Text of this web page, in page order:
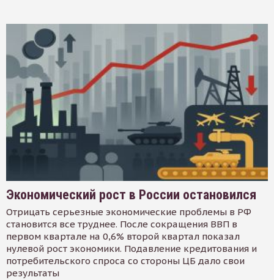
Экономический рост в России остановился
Отрицать серьезные экономические проблемы в РФ
становится все труднее. После сокращения ВВП в
первом квартале на 0,6% второй квартал показал
нулевой рост экономики. Подавление кредитования и
потребительского спроса со стороны ЦБ дало свои
результаты